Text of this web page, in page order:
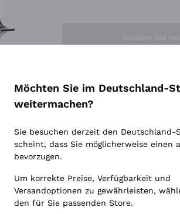
Ca' dei Frati
Biondi Santi
Quintarelli Giuseppe
Rinaldi Giuseppe
Egly Ouriet
Möchten Sie im Deutschland-
weitermachen?
Sie besuchen derzeit den Deutschland-
scheint, dass Sie möglicherweise einen
bevorzugen.
Um korrekte Preise, Verfügbarkeit und
Versandoptionen zu gewährleisten,
den für Sie passenden Store.